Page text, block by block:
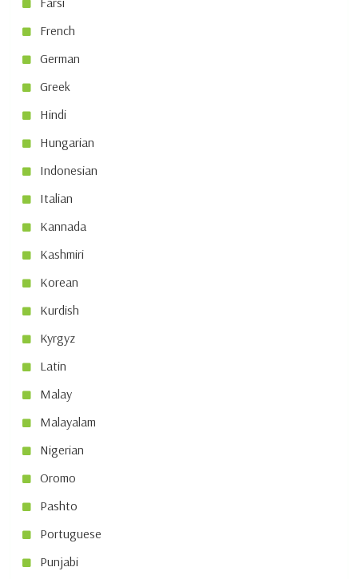
French
German
Greek
Hindi
Hungarian
Indonesian
Italian
Kannada
Kashmiri
Korean
Kurdish
Kyrgyz
Latin
Malay
Malayalam
Nigerian
Oromo
Pashto
Portuguese
Punjabi